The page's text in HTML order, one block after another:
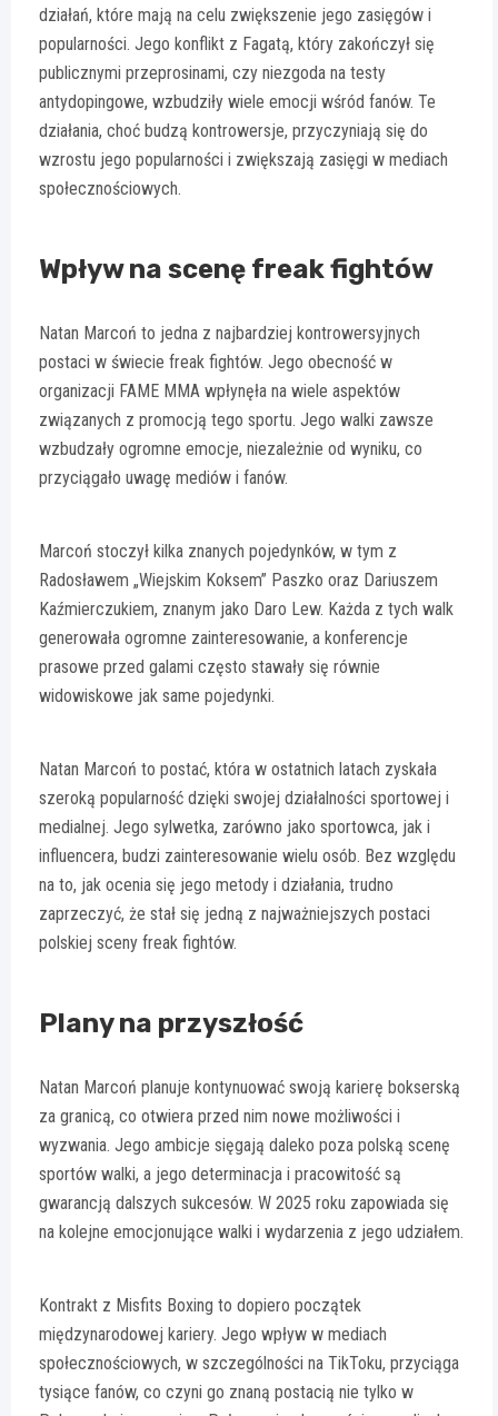
działań, które mają na celu zwiększenie jego zasięgów i
popularności. Jego konflikt z Fagatą, który zakończył się
publicznymi przeprosinami, czy niezgoda na testy
antydopingowe, wzbudziły wiele emocji wśród fanów. Te
działania, choć budzą kontrowersje, przyczyniają się do
wzrostu jego popularności i zwiększają zasięgi w mediach
społecznościowych.
Wpływ na scenę freak fightów
Natan Marcoń to jedna z najbardziej kontrowersyjnych
postaci w świecie freak fightów. Jego obecność w
organizacji FAME MMA wpłynęła na wiele aspektów
związanych z promocją tego sportu. Jego walki zawsze
wzbudzały ogromne emocje, niezależnie od wyniku, co
przyciągało uwagę mediów i fanów.
Marcoń stoczył kilka znanych pojedynków, w tym z
Radosławem „Wiejskim Koksem” Paszko oraz Dariuszem
Kaźmierczukiem, znanym jako Daro Lew. Każda z tych walk
generowała ogromne zainteresowanie, a konferencje
prasowe przed galami często stawały się równie
widowiskowe jak same pojedynki.
Natan Marcoń to postać, która w ostatnich latach zyskała
szeroką popularność dzięki swojej działalności sportowej i
medialnej. Jego sylwetka, zarówno jako sportowca, jak i
influencera, budzi zainteresowanie wielu osób. Bez względu
na to, jak ocenia się jego metody i działania, trudno
zaprzeczyć, że stał się jedną z najważniejszych postaci
polskiej sceny freak fightów.
Plany na przyszłość
Natan Marcoń planuje kontynuować swoją karierę bokserską
za granicą, co otwiera przed nim nowe możliwości i
wyzwania. Jego ambicje sięgają daleko poza polską scenę
sportów walki, a jego determinacja i pracowitość są
gwarancją dalszych sukcesów. W 2025 roku zapowiada się
na kolejne emocjonujące walki i wydarzenia z jego udziałem.
Kontrakt z Misfits Boxing to dopiero początek
międzynarodowej kariery. Jego wpływ w mediach
społecznościowych, w szczególności na TikToku, przyciąga
tysiące fanów, co czyni go znaną postacią nie tylko w